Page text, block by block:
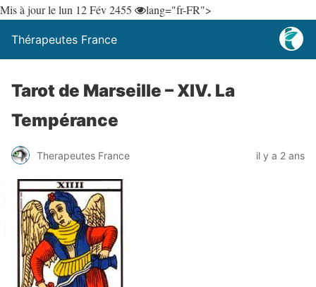
Mis à jour le lun 12 Fév 2455 lang="fr-FR">
Thérapeutes France
Tarot de Marseille – XIV. La
Tempérance
Therapeutes France il y a 2 ans